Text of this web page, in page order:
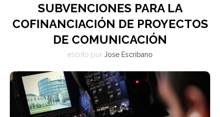
SUBVENCIONES PARA LA
COFINANCIACIÓN DE PROYECTOS
DE COMUNICACIÓN
escrito por Jose Escribano